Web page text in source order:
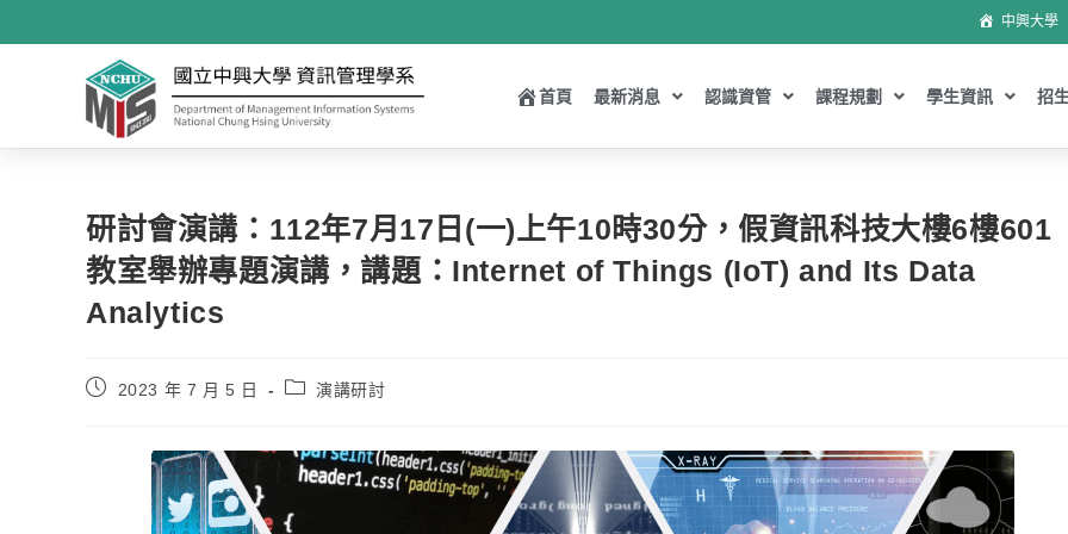
中興大學
首頁 最新消息 認識資管 課程規劃 學生資訊 招
研討會演講：112年7月17日(一)上午10時30分，假資訊科技大樓6樓601
教室舉辦專題演講，講題：Internet of Things (IoT) and Its Data
Analytics
2023 年 7 月 5 日 演講研討